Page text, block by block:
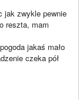
jak zwykle pewnie
reszta, mam
jakaś mało
czeka pół